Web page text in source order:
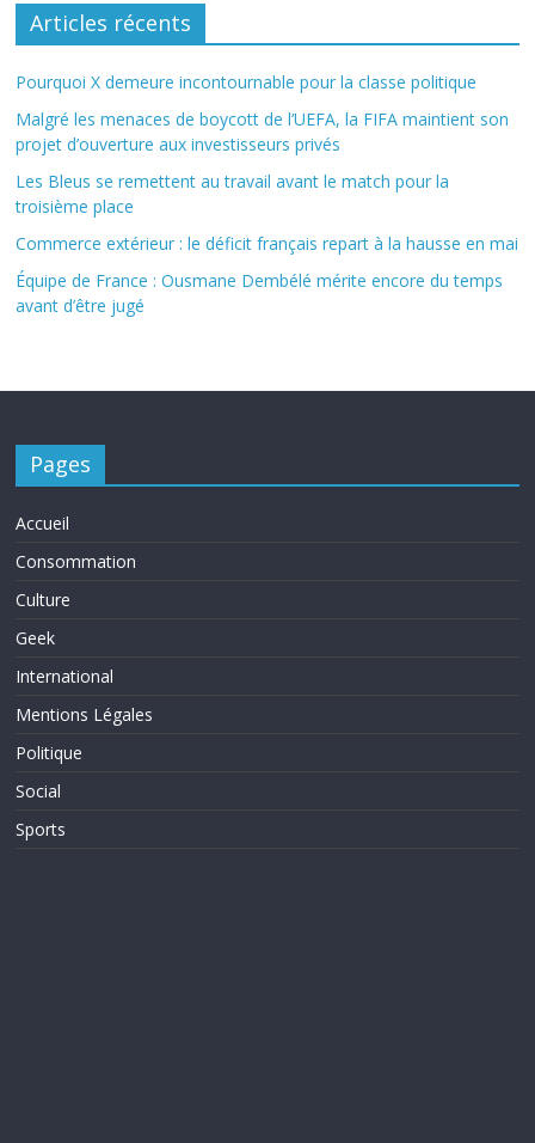
Articles récents
Pourquoi X demeure incontournable pour la classe politique
Malgré les menaces de boycott de l’UEFA, la FIFA maintient son
projet d’ouverture aux investisseurs privés
Les Bleus se remettent au travail avant le match pour la
troisième place
Commerce extérieur : le déficit français repart à la hausse en mai
Équipe de France : Ousmane Dembélé mérite encore du temps
avant d’être jugé
Pages
Accueil
Consommation
Culture
Geek
International
Mentions Légales
Politique
Social
Sports